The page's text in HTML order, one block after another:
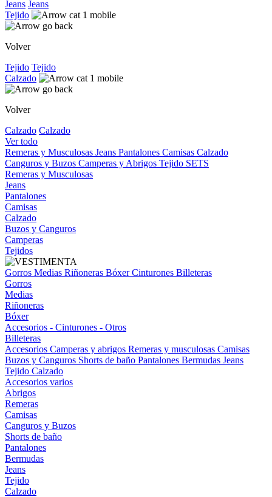
Jeans Jeans
Tejido
Volver
Tejido Tejido
Calzado
Volver
Calzado Calzado
Ver todo
Remeras y Musculosas Jeans Pantalones Camisas Calzado
Canguros y Buzos Camperas y Abrigos Tejido SETS
Remeras y Musculosas
Jeans
Pantalones
Camisas
Calzado
Buzos y Canguros
Camperas
Tejidos
Gorros Medias Riñoneras BóxerCinturones Billeteras
Gorros
Medias
Riñoneras
Bóxer
Accesorios - Cinturones - Otros
Billeteras
Accesorios Camperas y abrigos Remeras y musculosas Camisas
Buzos y Canguros Shorts de baño Pantalones Bermudas Jeans
Tejido Calzado
Accesorios varios
Abrigos
Remeras
Camisas
Canguros y Buzos
Shorts de baño
Pantalones
Bermudas
Jeans
Tejido
Calzado